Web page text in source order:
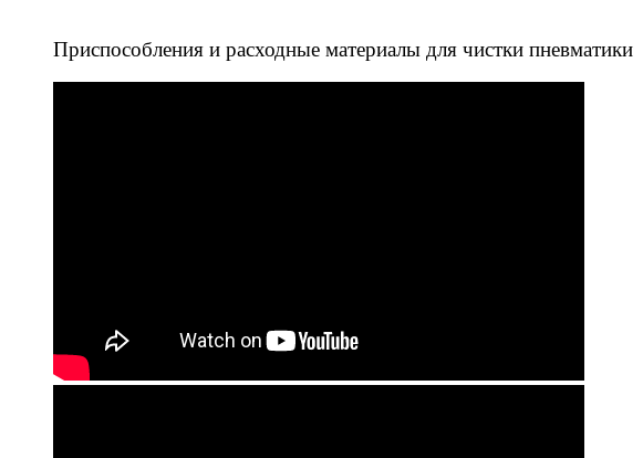
Приспособления и расходные материалы для чистки пневматики